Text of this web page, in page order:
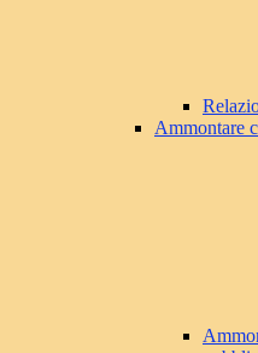
Ammontare